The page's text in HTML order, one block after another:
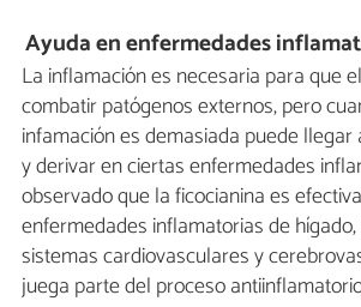
Ayuda en enfermedades
La inflamación es necesaria para que
combatir patógenos externos, pero
infamación es demasiada puede
y derivar en ciertas enfermedades
observado que la ficocianina es
enfermedades inflamatorias de
sistemas cardiovasculares y
juega parte del proceso